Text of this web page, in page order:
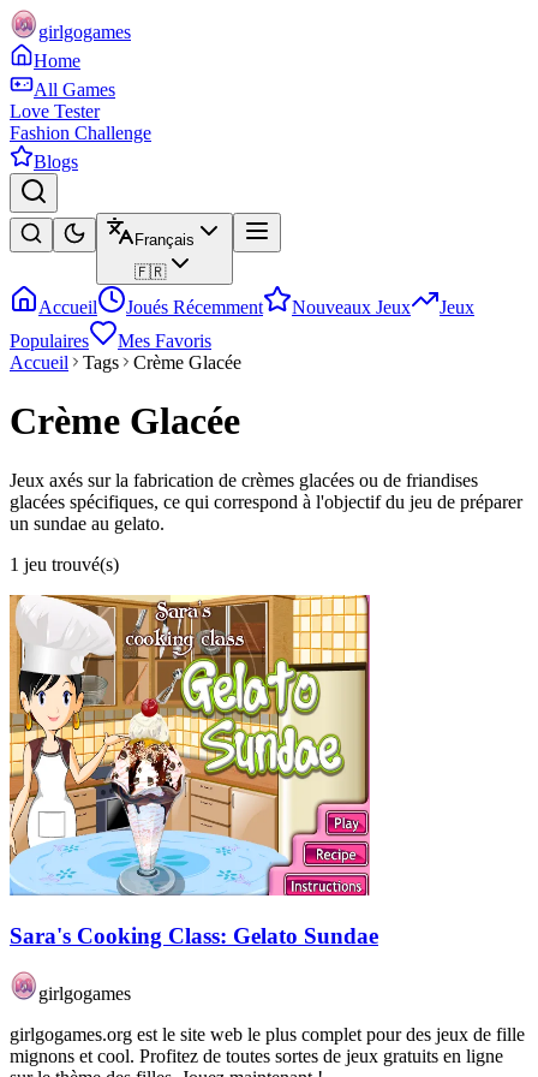
girlgogames
Home
All Games
Love Tester
Fashion Challenge
Blogs
Français
🇫🇷
Accueil Joués Récemment Nouveaux Jeux
Jeux
Populaires
Mes Favoris
Accueil
Tags Crème Glacée
Crème Glacée
Jeux axés sur la fabrication de crèmes glacées ou de friandises
glacées spécifiques, ce qui correspond à l'objectif du jeu de préparer
un sundae au gelato.
1 jeu trouvé(s)
Sara's Cooking Class: Gelato Sundae
girlgogames
girlgogames.org est le site web le plus complet pour des jeux de fille
mignons et cool. Profitez de toutes sortes de jeux gratuits en ligne